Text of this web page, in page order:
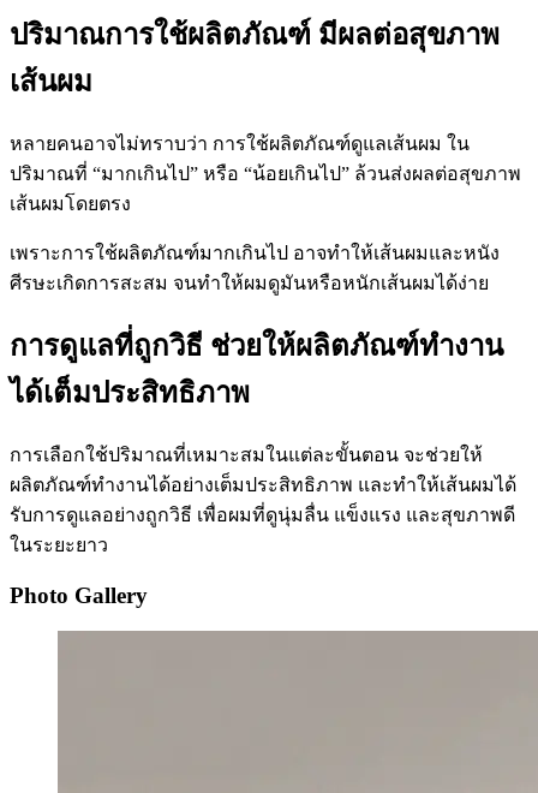
ปริมาณการใช้ผลิตภัณฑ์ มีผลต่อสุขภาพ
เส้นผม
หลายคนอาจไม่ทราบว่า การใช้ผลิตภัณฑ์ดูแลเส้นผม ใน
ปริมาณที่ “มากเกินไป” หรือ “น้อยเกินไป” ล้วนส่งผลต่อสุขภาพ
เส้นผมโดยตรง
เพราะการใช้ผลิตภัณฑ์มากเกินไป อาจทำให้เส้นผมและหนัง
ศีรษะเกิดการสะสม จนทำให้ผมดูมันหรือหนักเส้นผมได้ง่าย
การดูแลที่ถูกวิธี ช่วยให้ผลิตภัณฑ์ทำงาน
ได้เต็มประสิทธิภาพ
การเลือกใช้ปริมาณที่เหมาะสมในแต่ละขั้นตอน จะช่วยให้
ผลิตภัณฑ์ทำงานได้อย่างเต็มประสิทธิภาพ และทำให้เส้นผมได้
รับการดูแลอย่างถูกวิธี เพื่อผมที่ดูนุ่มลื่น แข็งแรง และสุขภาพดี
ในระยะยาว
Photo Gallery